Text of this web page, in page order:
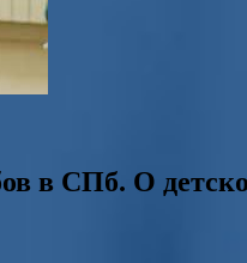
в СПб. О